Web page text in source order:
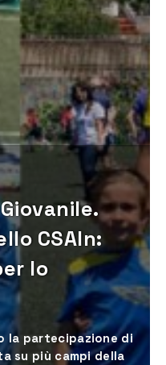
CSAIn:
lo
la partecipazione di
su più campi della